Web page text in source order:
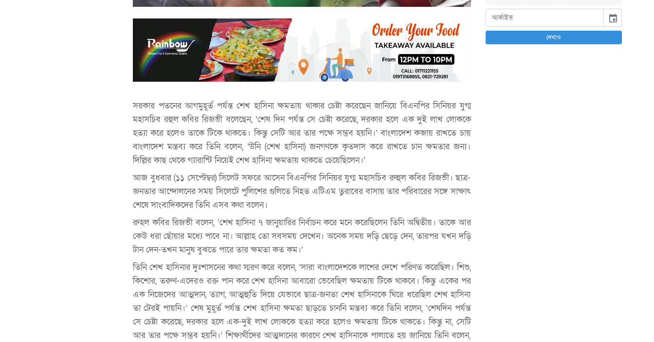
সরকার পতনের আগমুহূর্ত পর্যন্ত শেখ হাসিনা ক্ষমতায় থাকার চেষ্টা করেছেন জানিয়ে বিএনপির সিনিয়র যুগ্ম
মহাসচিব রহুল কবির রিজভী বলেছেন, ‘শেষ দিন পর্যন্ত সে চেষ্টা করেছে, দরকার হলে এক দুই লাখ লোককে
হত্যা করে হলেও তাকে টিকে থাকতে। কিন্তু সেটি আর তার পক্ষে সম্ভব হয়নি।’ বাংলাদেশ কব্জায় রাখতে চায়
বাংলাদেশ মন্তব্য করে তিনি বলেন, ‘উনি (শেখ হাসিনা) জনগণকে কৃতদাস করে রাখতে চান ক্ষমতার জন্য।
দিল্লির কাছ থেকে গ্যারান্টি নিয়েই শেখ হাসিনা ক্ষমতায় থাকতে চেয়েছিলেন।’
আজ বুধবার (১১ সেপ্টেম্বর) সিলেট সফরে আসেন বিএনপির সিনিয়র যুগ্ম মহাসচিব রুহুল কবির রিজভী। ছাত্র-
জনতার আন্দোলনের সময় সিলেটে পুলিশের গুলিতে নিহত এটিএম তুরাবের বাসায় তার পরিবারের সঙ্গে সাক্ষাৎ
শেষে সাংবাদিকদের তিনি এসব কথা বলেন।
রুহল কবির রিজভী বলেন, ‘শেখ হাসিনা ৭ জানুয়ারির নির্বাচন করে মনে করেছিলেন তিনি অদ্বিতীয়। তাকে আর
কেউ ধরা ছোঁয়ার মধ্যে পাবে না। আল্লাহ তো সবসময় দেখেন। অনেক সময় দড়ি ছেড়ে দেন, তারপর যখন দড়ি
টান দেন-তখন মানুষ বুঝতে পারে তার ক্ষমতা কত কম।’
তিনি শেখ হাসিনার দুঃশাসনের কথা স্মরণ করে বলেন, ‘সারা বাংলাদেশকে লাশের দেশে পরিণত করেছিল। শিশু,
কিশোর, তরুণ-এদেরও রক্ত পান করে শেখ হাসিনা আবারো ভেবেছিল ক্ষমতায় টিকে থাকবে। কিন্তু একের পর
এক নিজেদের আত্মদান, ত্যাগ, আত্মহুতি দিয়ে যেভাবে ছাত্র-জনতা শেখ হাসিনাকে ঘিরে ধরেছিল শেখ হাসিনা
তা টেরই পায়নি।’ শেষ মুহূর্ত পর্যন্ত শেখ হাসিনা ক্ষমতা ছাড়তে চাননি মন্তব্য করে তিনি বলেন, ‘শেষদিন পর্যন্ত
সে চেষ্টা করেছে, দরকার হলে এক-দুই লাখ লোককে হত্যা করে হলেও ক্ষমতায় টিকে থাকতে। কিন্তু না, সেটি
আর তার পক্ষে সম্ভব হয়নি।’ শিক্ষার্থীদের আত্মদানের কারণে শেখ হাসিনাকে পালাতে হয় জানিয়ে তিনি বলেন,
সারা দেশে সর্বোচ্চ সতর্কতা জারি
পুলিশের
বিএনপির রাষ্ট্রপতি প্রার্থী চূড়ান্ত করবেন
event
দেখাও